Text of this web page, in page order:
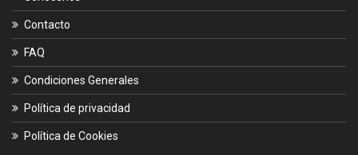
Contacto
FAQ
Condiciones Generales
Política de privacidad
Política de Cookies